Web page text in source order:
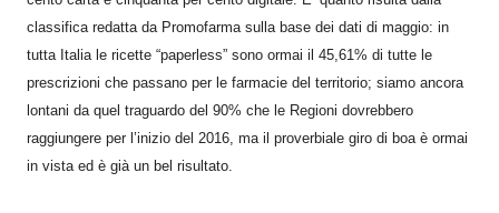
classifica redatta da Promofarma sulla base dei dati di maggio: in
tutta Italia le ricette “paperless” sono ormai il 45,61% di tutte le
prescrizioni che passano per le farmacie del territorio; siamo ancora
lontani da quel traguardo del 90% che le Regioni dovrebbero
raggiungere per l’inizio del 2016, ma il proverbiale giro di boa è ormai
in vista ed è già un bel risultato.